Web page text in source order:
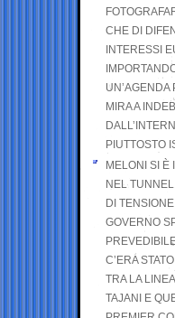
CHE DI
INTERESSI
UN’AGENDA
MIRA A
PIUTTOSTO
MELONI SI È
NEL
DI
GOVERNO
C’ERA
TRA LA
TAJANI E